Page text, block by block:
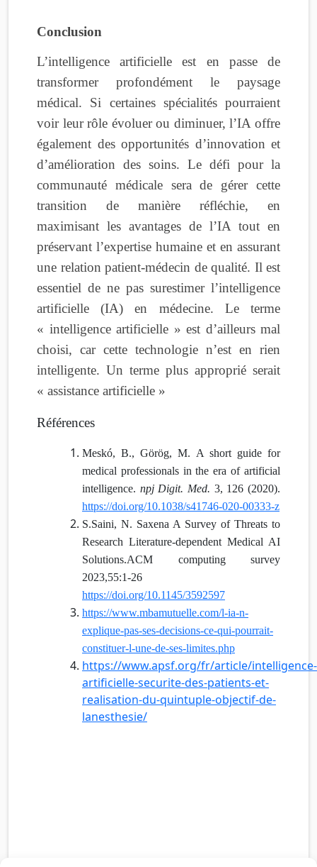
Conclusion
L’intelligence artificielle est en passe de
transformer profondément le paysage
médical. Si certaines spécialités pourraient
voir leur rôle évoluer ou diminuer, l’IA offre
également des opportunités d’innovation et
d’amélioration des soins. Le défi pour la
communauté médicale sera de gérer cette
transition de manière réfléchie, en
maximisant les avantages de l’IA tout en
préservant l’expertise humaine et en assurant
une relation patient-médecin de qualité. Il est
essentiel de ne pas surestimer l’intelligence
artificielle (IA) en médecine. Le terme
« intelligence artificielle » est d’ailleurs mal
choisi, car cette technologie n’est en rien
intelligente. Un terme plus approprié serait
« assistance artificielle »
Références
Meskó, B., Görög, M. A short guide for
medical professionals in the era of artificial
intelligence. npj Digit. Med. 3, 126 (2020).
https://doi.org/10.1038/s41746-020-00333-z
S.Saini, N. Saxena A Survey of Threats to
Research Literature-dependent Medical AI
Solutions.ACM computing survey
2023,55:1-26
https://doi.org/10.1145/3592597
https://www.mbamutuelle.com/l-ia-n-
explique-pas-ses-decisions-ce-qui-pourrait-
constituer-l-une-de-ses-limites.php
https://www.apsf.org/fr/article/intelligence-
artificielle-securite-des-patients-et-
realisation-du-quintuple-objectif-de-
lanesthesie/